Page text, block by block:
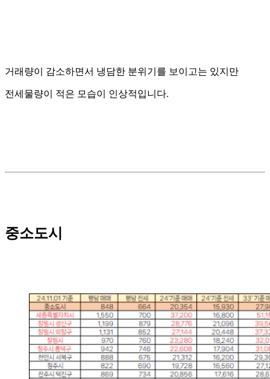
거래량이 감소하면서 냉담한 분위기를 보이고는 있지만
전세물량이 적은 모습이 인상적입니다.
중소도시